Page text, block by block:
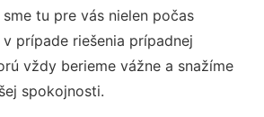
tu pre vás nielen počas
prípade riešenia prípadnej
vždy berieme vážne a snažíme
spokojnosti.